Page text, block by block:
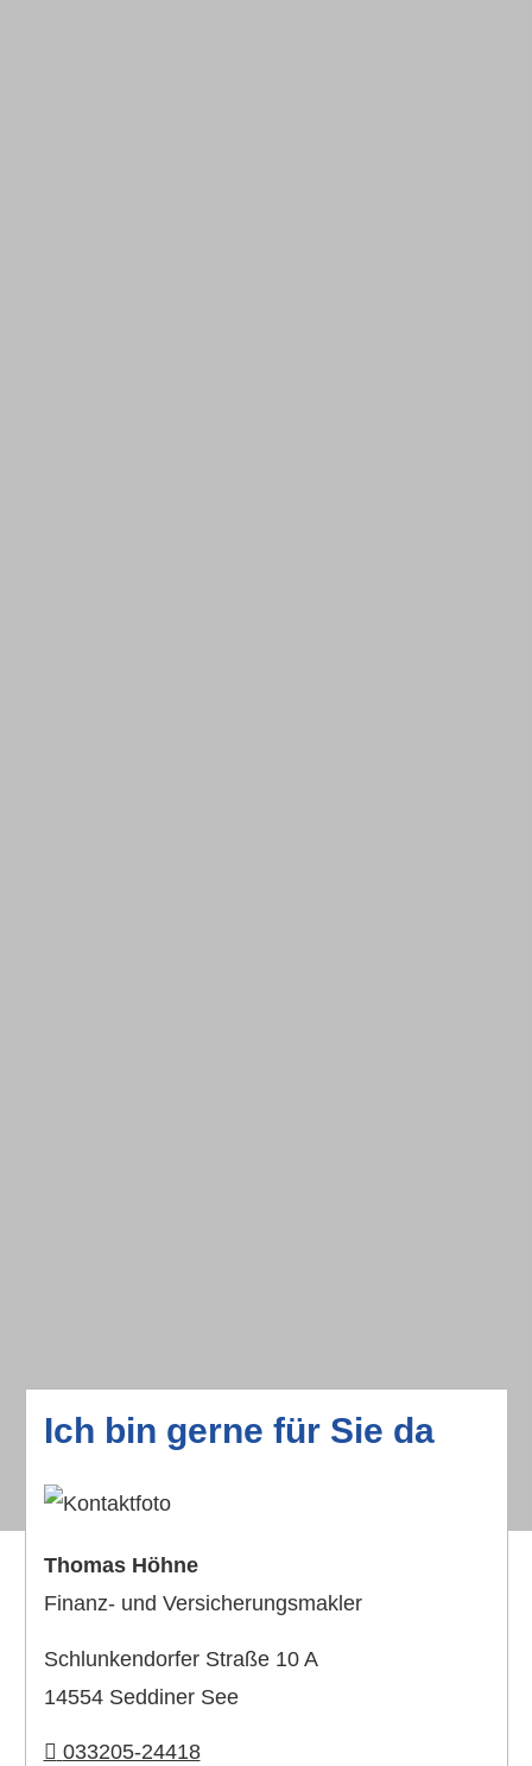
Ich bin gerne für Sie da
Thomas Höhne
Finanz- und Ver­sicherungs­makler
Schlunkendorfer Straße 10 A
14554 Seddiner See
033205-24418